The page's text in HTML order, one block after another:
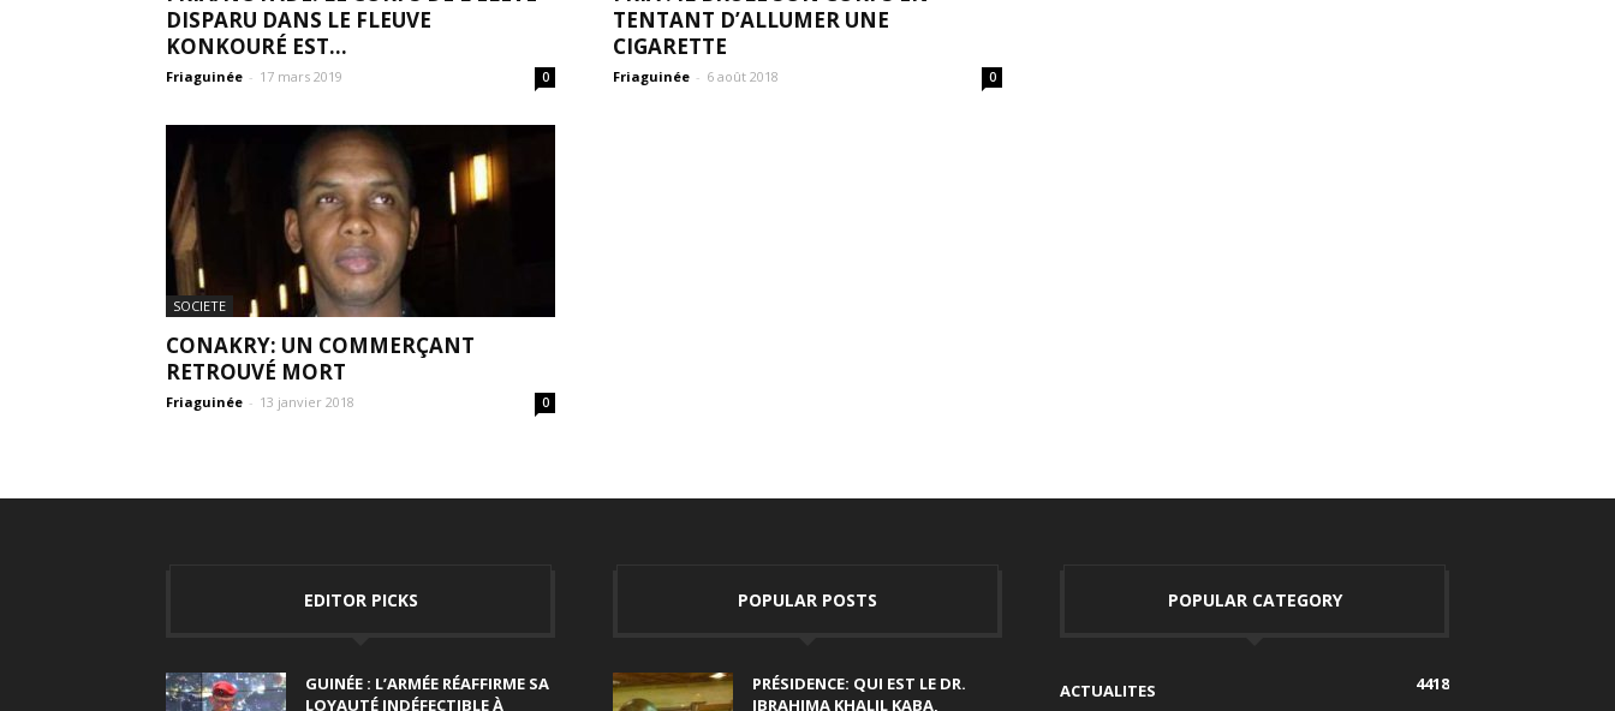
DISPARU DANS LE FLEUVE
KONKOURÉ EST...
Friaguinée - 17 mars 2019 0
TENTANT D’ALLUMER UNE
CIGARETTE
Friaguinée - 6 août 2018 0
SOCIETE
CONAKRY: UN COMMERÇANT
RETROUVÉ MORT
Friaguinée - 13 janvier 2018 0
EDITOR PICKS
GUINÉE : L’ARMÉE RÉAFFIRME SA
LOYAUTÉ INDÉFECTIBLE À
POPULAR POSTS
PRÉSIDENCE: QUI EST LE DR.
IBRAHIMA KHALIL KABA,
POPULAR CATEGORY
ACTUALITES
4418